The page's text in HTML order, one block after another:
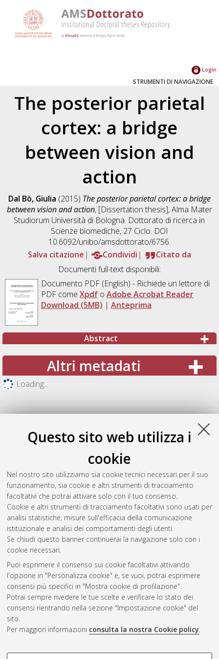
Questo sito web utilizza i
cookie
Nel nostro sito utilizziamo sia cookie tecnici necessari per il suo
funzionamento, sia cookie e altri strumenti di tracciamento
facoltativi che potrai attivare solo con il tuo consenso.
Cookie e altri strumenti di tracciamento facoltativi sono usati per
analisi statistiche, misure sull'efficacia della comunicazione
istituzionale e analisi dei comportamenti degli utenti.
Se chiudi questo banner continuerai la navigazione solo con i
cookie necessari.
Puoi esprimere il consenso sui cookie facoltativi attivando
l'opzione in "Personalizza cookie" e, se vuoi, potrai esprimere
consensi più specifici in "Mostra cookie di profilazione".
Potrai sempre rivedere le tue scelte e verificare lo stato dei
consensi rientrando nella sezione "Impostazione cookie" del
sito.
Per maggiori informazioni consulta la nostra Cookie policy.
COOKIE DI PROFILAZIONE -
Login
STRUMENTI DI NAVIGAZIONE
The posterior parietal
cortex: a bridge
between vision and
action
Dal Bò, Giulia (2015) The posterior parietal cortex: a bridge
between vision and action, [Dissertation thesis], Alma Mater
Studiorum Università di Bologna. Dottorato di ricerca in
Scienze biomediche, 27 Ciclo. DOI
10.6092/unibo/amsdottorato/6756.
Salva citazione
Condividi
Citato da
Documenti full-text disponibili:
Documento PDF(English) - Richiede un lettore di
PDF come Xpdfo Adobe Acrobat Reader
Download (5MB) | Anteprima
Abstract
Altri metadati
Loading...
Gestione del documento:
Atom
Rss 1.0
Rss 2.0
ISSN: 2038-7946
Impostazioni Cookie